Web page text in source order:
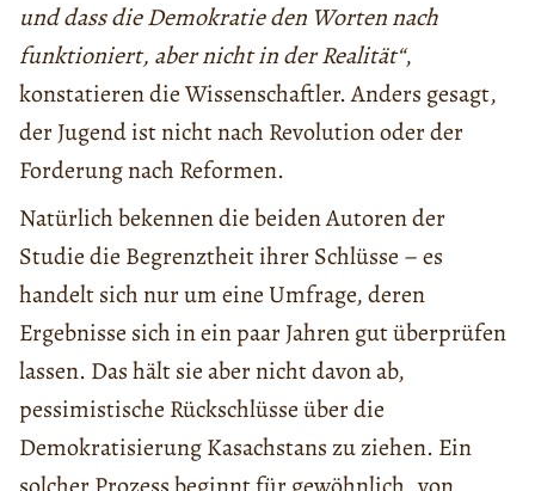
und dass die Demokratie den Worten nach
funktioniert, aber nicht in der Realität“,
konstatieren die Wissenschaftler. Anders gesagt,
der Jugend ist nicht nach Revolution oder der
Forderung nach Reformen.
Natürlich bekennen die beiden Autoren der
Studie die Begrenztheit ihrer Schlüsse – es
handelt sich nur um eine Umfrage, deren
Ergebnisse sich in ein paar Jahren gut überprüfen
lassen. Das hält sie aber nicht davon ab,
pessimistische Rückschlüsse über die
Demokratisierung Kasachstans zu ziehen. Ein